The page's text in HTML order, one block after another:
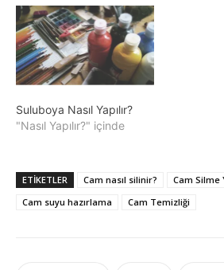
Suluboya Nasıl Yapılır?
"Nasıl Yapılır?" içinde
ETIKETLER Cam nasıl silinir?
Cam Silme
Cam suyu hazırlama
Cam Temizliği